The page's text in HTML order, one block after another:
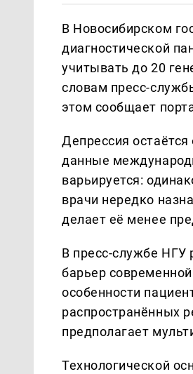
В Новосибирском
диагностической
учитывать до 20
словам пресс-
этом сообщает
Депрессия
данные
варьируется:
врачи нередко
делает её менее
В пресс-службе НГУ
барьер
особенности
распространённых
предполагает
Технологической